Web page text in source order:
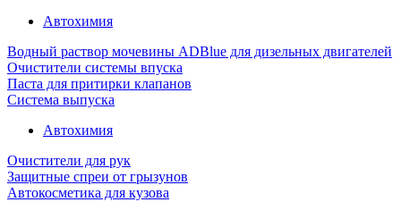
Автохимия
Водный раствор мочевины ADBlue для дизельных двигателей
Очистители системы впуска
Паста для притирки клапанов
Система выпуска
Автохимия
Очистители для рук
Защитные спреи от грызунов
Автокосметика для кузова